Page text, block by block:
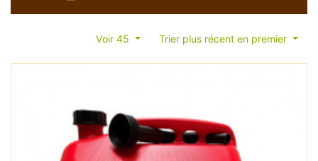
Voir 45 Trier plus récent en premier